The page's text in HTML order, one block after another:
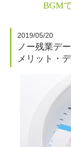
BGM
2019/05/20
ノー残業デ
メリット・